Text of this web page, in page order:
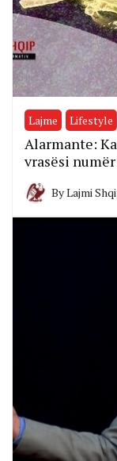
Lajme Lifestyle
Alarmante:
vrasësi
ByLajmi